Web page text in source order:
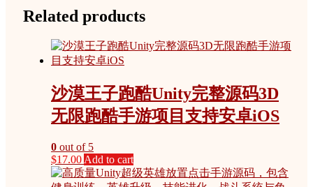
Related products
沙漠王子跑酷Unity完整源码3D
无限跑酷手游项目支持安卓iOS
0 out of 5
$17.00 Add to cart